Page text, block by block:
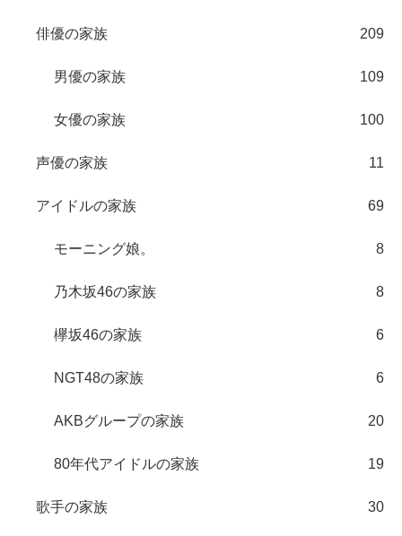
俳優の家族 209
男優の家族 109
女優の家族 100
声優の家族 11
アイドルの家族 69
モーニング娘。 8
乃木坂46の家族 8
欅坂46の家族 6
NGT48の家族 6
AKBグループの家族 20
80年代アイドルの家族 19
歌手の家族 30